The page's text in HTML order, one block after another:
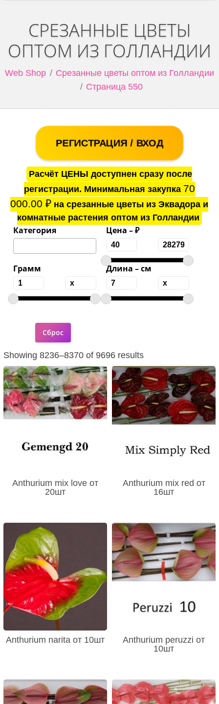
СРЕЗАННЫЕ ЦВЕТЫ
ОПТОМ ИЗ ГОЛЛАНДИИ
Web Shop
Срезанные цветы оптом из Голландии
Страница 550
РЕГИСТРАЦИЯ / ВХОД
Расчёт ЦЕНЫ доступнен сразу после
регистрации. Минимальная закупка 70
000.00₽ на срезанные цветы из Эквадора и
комнатные растения оптом из Голландии
Категория Цена – ₽
Грамм Длина – см
Showing 8236–8370 of 9696 results
Anthurium mix love от
20шт
Anthurium mix red от
16шт
Anthurium narita от 10шт
Anthurium peruzzi от
10шт